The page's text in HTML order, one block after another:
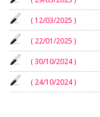
( 12/03/2025 )
( 22/01/2025 )
( 30/10/2024 )
( 24/10/2024 )